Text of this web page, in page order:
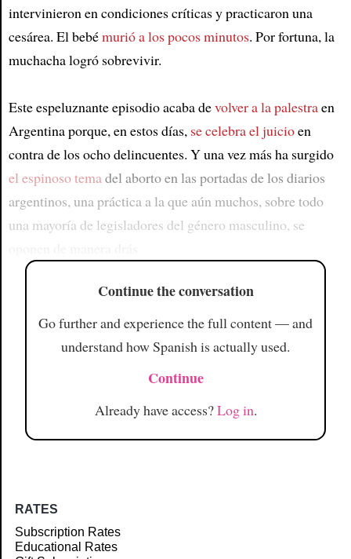
intervinieron en condiciones críticas y practicaron una
cesárea. El bebémurió a los pocos minutos. Por fortuna, la
muchacha logró sobrevivir.
Este espeluznante episodio acaba devolver a la palestraen
Argentina porque, en estos días, se celebra el juicioen
contra de los ocho delincuentes. Y una vez más ha surgido
el espinoso temadel aborto en las portadas de los diarios
argentinos, una práctica a la que aún muchos, sobre todo
una mayoría de legisladores del género masculino, se
Continue the conversation
Go further and experience the full content — and
understand how Spanish is actually used.
Continue
Already have access?Log in.
RATES
Subscription Rates
Educational Rates